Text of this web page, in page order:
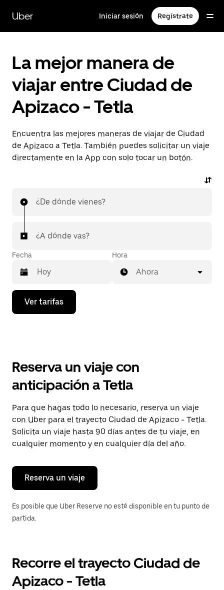
contenido
principal
Uber Iniciar sesión Regístrate
La mejor manera de
viajar entre Ciudad de
Apizaco - Tetla
Encuentra las mejores maneras de viajar de Ciudad
de Apizaco a Tetla. También puedes solicitar un viaje
directamente en la App con solo tocar un botón.
¿De dónde vienes?
¿A dónde vas?
Fecha
Presiona
flecha
el
y
selecciona
una
fecha.
Presiona
la
tecla Esc
para
el
calendario.
Hora
Ahora
Ver tarifas
Reserva un viaje con
anticipación a Tetla
Para que hagas todo lo necesario, reserva un viaje
con Uber para el trayecto Ciudad de Apizaco - Tetla.
Solicita un viaje hasta 90 días antes de tu viaje, en
cualquier momento y en cualquier día del año.
Reserva un viaje
Es posible que Uber Reserve no esté disponible en tu punto de
partida.
Recorre el trayecto Ciudad de
Apizaco - Tetla